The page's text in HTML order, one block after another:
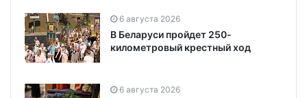
6 августа 2026
В Беларуси пройдет 250-
километровый крестный ход
6 августа 2026